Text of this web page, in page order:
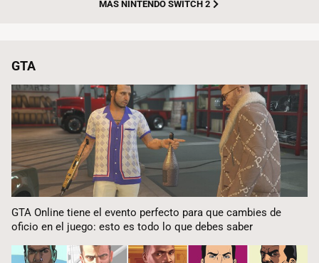
MÁS NINTENDO SWITCH 2
GTA
GTA Online tiene el evento perfecto para que cambies de
oficio en el juego: esto es todo lo que debes saber